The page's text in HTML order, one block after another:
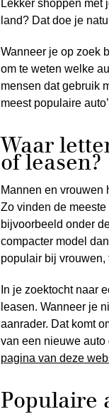
Lekker shoppen met
land? Dat doe je
Wanneer je op zoek
om te weten welke
mensen dat gebruik
meest populaire
Waar
of leasen?
Mannen en vrouwen
Zo vinden de
bijvoorbeeld onder
compacter model
populair bij vrouwen,
In je zoektocht naar
leasen. Wanneer je
aanrader. Dat komt
van een nieuwe auto
pagina van deze
Populaire